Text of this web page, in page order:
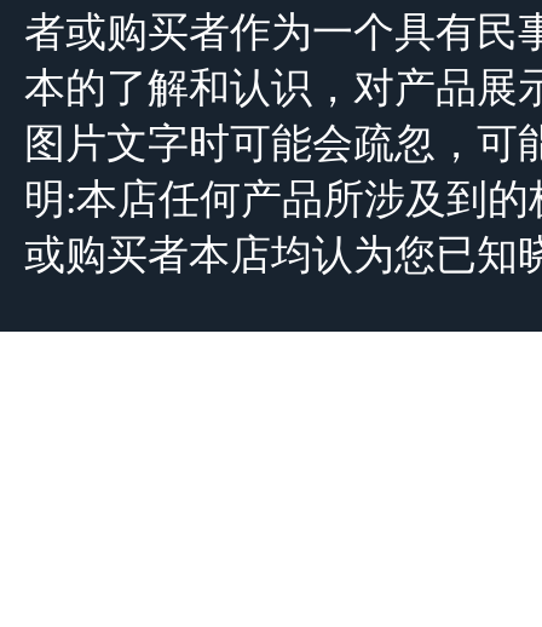
者或购买者作为一个具有民
本的了解和认识，对产品展
图片文字时可能会疏忽，可
明:本店任何产品所涉及到
或购买者本店均认为您已知